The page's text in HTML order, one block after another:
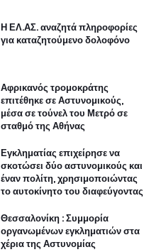
Η ΕΛ.ΑΣ. αναζητά πληροφορίες
για καταζητούμενο δολοφόνο
Αφρικανός τρομοκράτης
επιτέθηκε σε Αστυνομικούς,
μέσα σε τούνελ του Μετρό σε
σταθμό της Αθήνας
Εγκληματίας επιχείρησε να
σκοτώσει δύο αστυνομικούς και
έναν πολίτη, χρησιμοποιώντας
το αυτοκίνητο του διαφεύγοντας
Θεσσαλονίκη : Συμμορία
οργανωμένων εγκληματιών στα
χέρια της Αστυνομίας